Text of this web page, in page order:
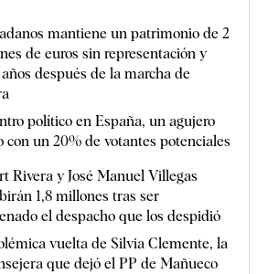
mantiene un patrimonio de 2
de euros sin representación y
después de la marcha de
político en España, un agujero
con un 20% de votantes potenciales
Rivera y José Manuel Villegas
1,8 millones tras ser
el despacho que los despidió
vuelta de Silvia Clemente, la
que dejó el PP de Mañueco